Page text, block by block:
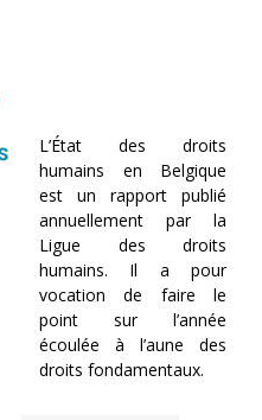
L’État des droits
humains en Belgique
est un rapport publié
annuellement par la
Ligue des droits
humains. Il a pour
vocation de faire le
point sur l’année
écoulée à l’aune des
droits fondamentaux.